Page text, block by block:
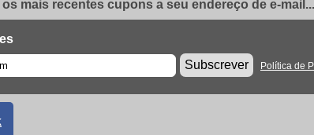
os mais recentes cupons a seu endereço de e-mail...
Subscrever
Política de